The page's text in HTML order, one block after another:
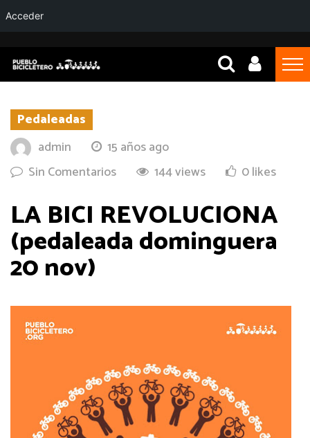
Pedaleadas
admin
15 años ago
Sin Comentarios
144 views 0 likes
LA BICI REVOLUCIONA
(pedaleada dominguera
20 nov)
Acceder